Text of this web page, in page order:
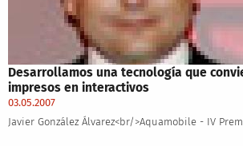
Desarrollamos una tecnología que
impresos en interactivos
03.05.2007
Javier González Álvarez<br/>Aquamobile - IV